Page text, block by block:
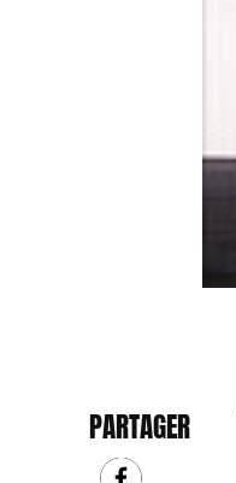
PARTAGER